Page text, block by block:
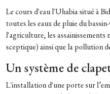
Le cours d'eau l'Uhabia situé à
toutes les eaux de pluie du
l'agriculture, les
sceptique) ainsi que la pollution
Un système de
L'installation d'une porte sur